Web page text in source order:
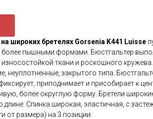
широких бретелях Gorsenia K441 Luisse
пышными формами. Бюстгальтер
ткани и роскошного
неуплотненные, закрытого типа.
приподнимает и присобирает к
более округлую форму. Бретели
длине. Спинка широкая, эластичная, с
от размера) на 3 позиции.